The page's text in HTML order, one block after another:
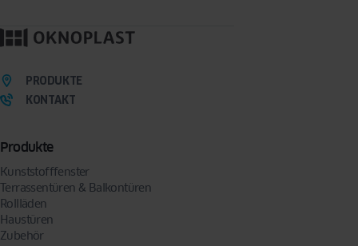
Produkte
Kunststofffenster
Terrassentüren & Balkontüren
Rollläden
Haustüren
Zubehör
PRODUKTE
KONTAKT